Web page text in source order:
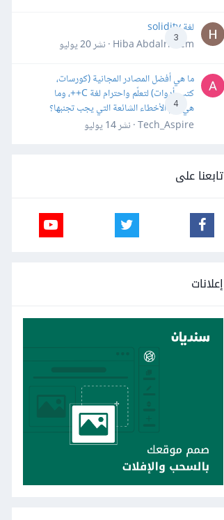
3
لغة solidity
Hiba Abdalrheem · نشر
20 يوليو
4
ما هي أفضل المصادر المجانية (كورسات،
كتب، أدوات) لتعلّم واحترام لغة C++، وما
هي أهم الأخطاء الشائعة التي يجب تجنبها؟
Tech_Aspire · نشر
14 يوليو
تابعنا على
إعلانات